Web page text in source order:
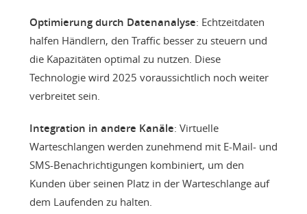
Optimierung durch Datenanalyse: Echtzeitdaten
halfen Händlern, den Traffic besser zu steuern und
die Kapazitäten optimal zu nutzen. Diese
Technologie wird 2025 voraussichtlich noch weiter
verbreitet sein.
Integration in andere Kanäle: Virtuelle
Warteschlangen werden zunehmend mit E-Mail- und
SMS-Benachrichtigungen kombiniert, um den
Kunden über seinen Platz in der Warteschlange auf
dem Laufenden zu halten.